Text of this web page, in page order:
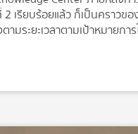
เรียบร้อยแล้ว ก็เป็นคราว
ะยะเวลาตามเป้าหมายการใ
งเที่ยว ดาวน์รถ ดาวน์บ้าน แ
ะมูลค่าจะมีความผันผวน กา
แม้จะมีระยะเวลาที่ยาวขึ้น เช่